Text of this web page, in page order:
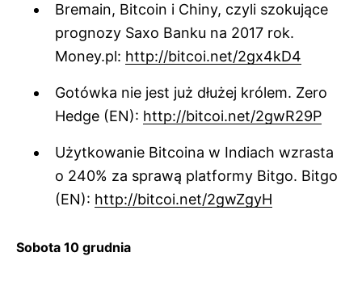
Bremain, Bitcoin i Chiny, czyli szokujące
prognozy Saxo Banku na 2017 rok.
Money.pl: http://bitcoi.net/2gx4kD4
Gotówka nie jest już dłużej królem. Zero
Hedge (EN): http://bitcoi.net/2gwR29P
Użytkowanie Bitcoina w Indiach wzrasta
o 240% za sprawą platformy Bitgo. Bitgo
(EN): http://bitcoi.net/2gwZgyH
Sobota 10 grudnia